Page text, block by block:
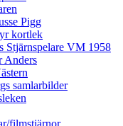
Pigg
kortlek
Stjärnspelare VM 1958
Anders
samlarbilder
filmstjärnor